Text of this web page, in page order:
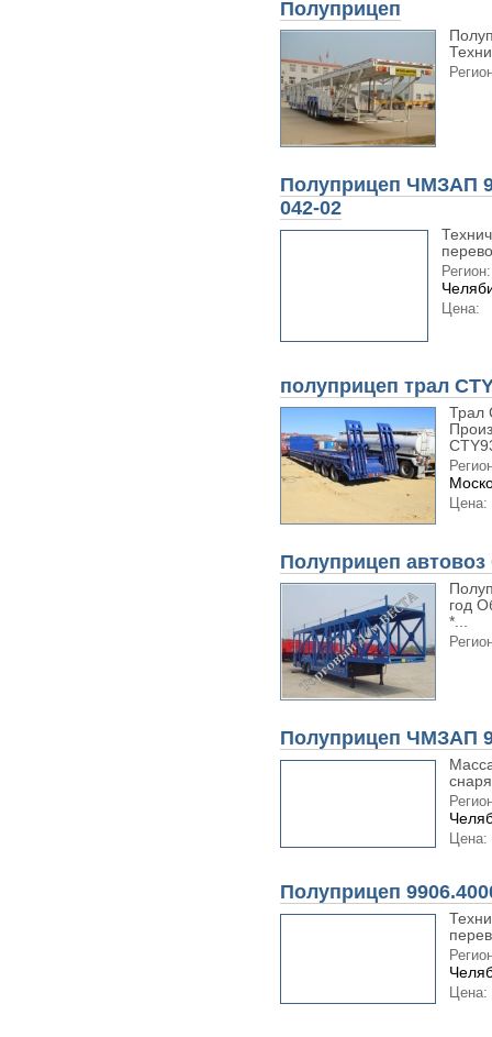
Полуприцеп
Полуприцеп ЧМЗАП
042-02
Регион:
Цена:
полуприцеп трал
Трал
Цена:
Полуприцеп автовоз
год
*...
Полуприцеп ЧМЗАП
Цена:
Полуприцеп
Цена: